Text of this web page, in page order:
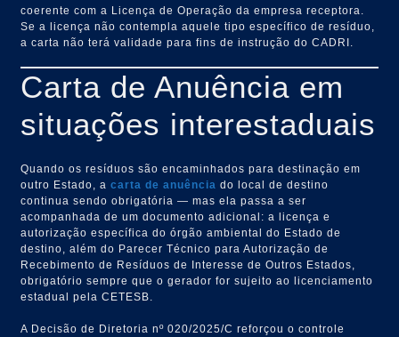
coerente com a Licença de Operação da empresa receptora.
Se a licença não contempla aquele tipo específico de resíduo,
a carta não terá validade para fins de instrução do CADRI.
Carta de Anuência em
situações interestaduais
Quando os resíduos são encaminhados para destinação em
outro Estado, a carta de anuência do local de destino
continua sendo obrigatória — mas ela passa a ser
acompanhada de um documento adicional: a licença e
autorização específica do órgão ambiental do Estado de
destino, além do Parecer Técnico para Autorização de
Recebimento de Resíduos de Interesse de Outros Estados,
obrigatório sempre que o gerador for sujeito ao licenciamento
estadual pela CETESB.
A Decisão de Diretoria nº 020/2025/C reforçou o controle